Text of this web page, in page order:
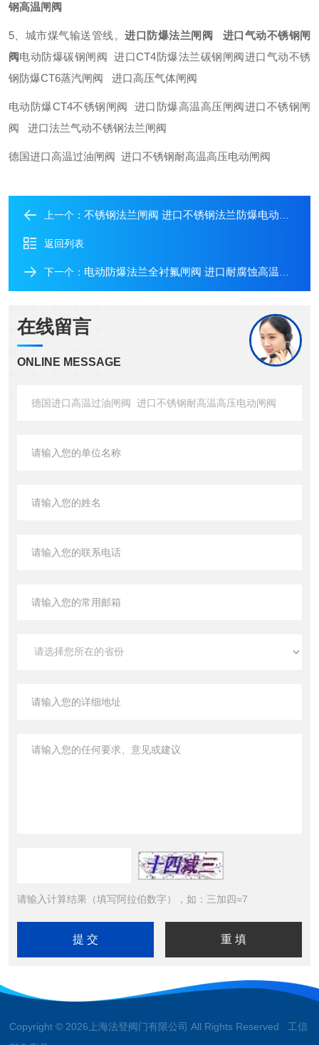
钢高温闸阀
5、城市煤气输送管线。进口防爆法兰闸阀 进口气动不锈钢闸
阀电动防爆碳钢闸阀 进口CT4防爆法兰碳钢闸阀进口气动不锈
钢防爆CT6蒸汽闸阀 进口高压气体闸阀
电动防爆CT4不锈钢闸阀 进口防爆高温高压闸阀进口不锈钢闸
阀 进口法兰气动不锈钢法兰闸阀
德国进口高温过油闸阀 进口不锈钢耐高温高压电动闸阀
上一个： 不锈钢法兰闸阀 进口不锈钢法兰防爆电动闸阀
返回列表
下一个： 电动防爆法兰全衬氟闸阀 进口耐腐蚀高温闸阀
在线留言
ONLINE MESSAGE
请输入计算结果（填写阿拉伯数字），如：三加四=7
Copyright © 2026上海法登阀门有限公司 All Rights Reserved 工信